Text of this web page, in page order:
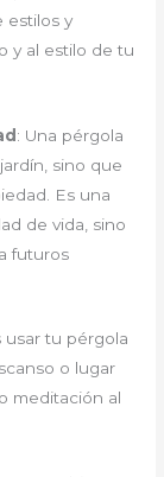
estilos y
y al estilo de tu
: Una pérgola
sino que
Es una
de vida, sino
futuros
usar tu pérgola
o lugar
meditación al